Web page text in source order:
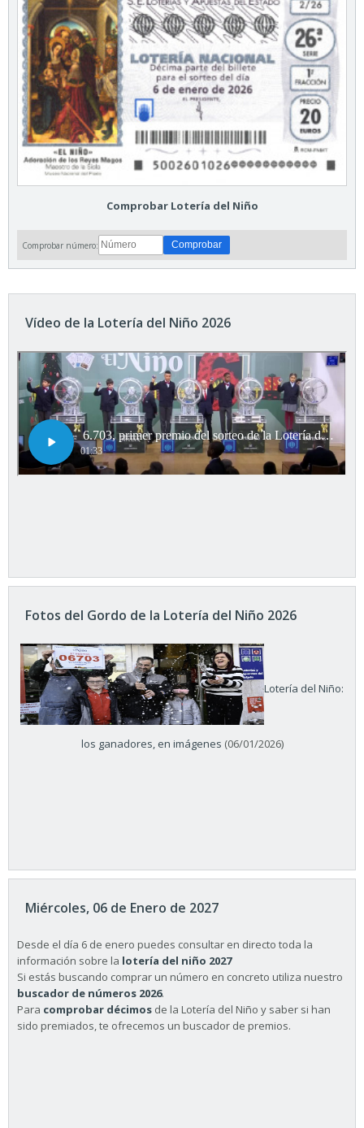
Comprobar Lotería del Niño
Comprobar número:
Vídeo de la Lotería del Niño 2026
Fotos del Gordo de la Lotería del Niño 2026
Lotería del Niño:
los ganadores, en imágenes (06/01/2026)
Miércoles, 06 de Enero de 2027
Desde el día 6 de enero puedes consultar en directo toda la
información sobre la lotería del niño 2027
Si estás buscando comprar un número en concreto utiliza nuestro
buscador de números 2026.
Para comprobar décimos de la Lotería del Niño y saber si han
sido premiados, te ofrecemos un buscador de premios.